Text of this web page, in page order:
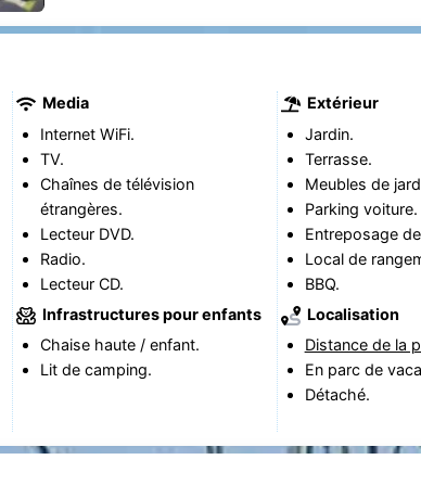
Media
Internet WiFi.
TV.
Chaînes de télévision
étrangères.
Lecteur DVD.
Radio.
Lecteur CD.
Infrastructures pour enfants
Chaise haute / enfant.
Lit de camping.
Extérieur
Jardin.
Terrasse.
Meubles de
Parking voiture.
Entreposage
Local de
BBQ.
Localisation
Distance de la
En parc de
Détaché.